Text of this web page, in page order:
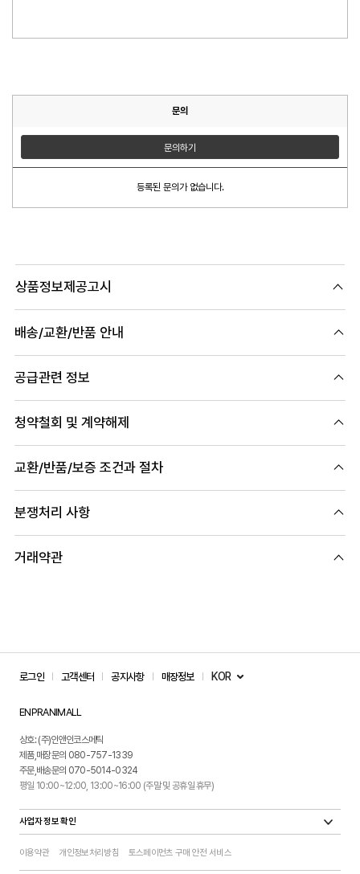
문의
문의하기
등록된 문의가 없습니다.
상품정보제공고시
배송/교환/반품 안내
공급관련 정보
청약철회 및 계약해제
교환/반품/보증 조건과 절차
분쟁처리 사항
거래약관
로그인 고객센터 공지사항 매장정보 KOR
ENPRANIMALL
상호: (주)인앤인코스메틱
제품,매장문의 080-757-1339
주문,배송문의 070-5014-0324
평일 10:00~12:00, 13:00~16:00 (주말 및 공휴일 휴무)
사업자 정보 확인
이용약관 개인정보처리방침 토스페이먼츠 구매 안전 서비스